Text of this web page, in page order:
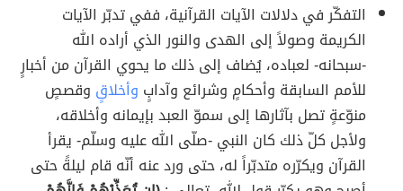
التفكّر في دلالات الآيات القرآنية، ففي تدبّر الآيات
الكريمة وصولاً إلى الهدى والنور الذي أراده الله
-سبحانه- لعباده، يُضاف إلى ذلك ما يحوي القرآن من أخبارٍ
للأمم السابقة وأحكامٍ وشرائع وآدابٍ وأخلاقٍ وقصصٍ
منوّعةٍ تصل بآثارها إلى سموّ العبد بإيمانه وأخلاقه،
ولأجل كلّ ذلك كان النبي -صلّى الله عليه وسلّم- يقرأ
القرآن ويكرّره متدبّراً له، حتى ورد عنه أنّه قام ليلةً حتى